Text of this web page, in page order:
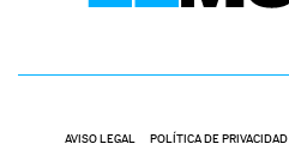
AVISO LEGAL POLÍTICA DE PRIVACIDAD